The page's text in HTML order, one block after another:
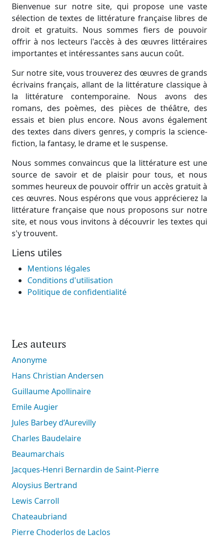
Bienvenue sur notre site, qui propose une vaste
sélection de textes de littérature française libres de
droit et gratuits. Nous sommes fiers de pouvoir
offrir à nos lecteurs l'accès à des œuvres littéraires
importantes et intéressantes sans aucun coût.
Sur notre site, vous trouverez des œuvres de grands
écrivains français, allant de la littérature classique à
la littérature contemporaine. Nous avons des
romans, des poèmes, des pièces de théâtre, des
essais et bien plus encore. Nous avons également
des textes dans divers genres, y compris la science-
fiction, la fantasy, le drame et le suspense.
Nous sommes convaincus que la littérature est une
source de savoir et de plaisir pour tous, et nous
sommes heureux de pouvoir offrir un accès gratuit à
ces œuvres. Nous espérons que vous apprécierez la
littérature française que nous proposons sur notre
site, et nous vous invitons à découvrir les textes qui
s'y trouvent.
Liens utiles
Mentions légales
Conditions d'utilisation
Politique de confidentialité
Les auteurs
Anonyme
Hans Christian Andersen
Guillaume Apollinaire
Emile Augier
Jules Barbey d’Aurevilly
Charles Baudelaire
Beaumarchais
Jacques-Henri Bernardin de Saint-Pierre
Aloysius Bertrand
Lewis Carroll
Chateaubriand
Pierre Choderlos de Laclos